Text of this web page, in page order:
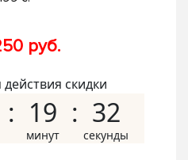
руб.
скидки
19 31